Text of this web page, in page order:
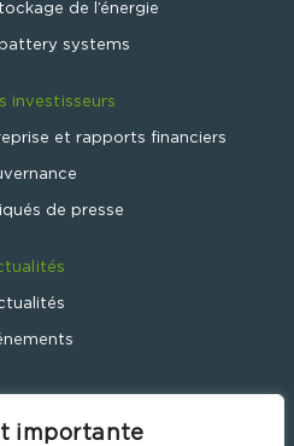
importante
de l’énergie
systems
investisseurs
et rapports financiers
de presse